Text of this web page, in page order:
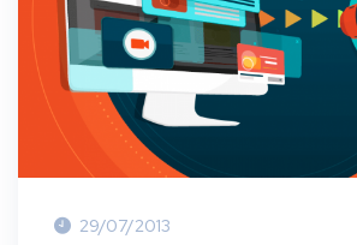
29/07/2013